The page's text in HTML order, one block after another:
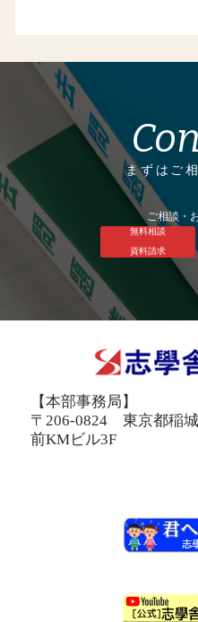
まずはご
ご相談・
無料相談
資料請求
【本部事務局】
〒206-0824 東京都稲
前KMビル3F